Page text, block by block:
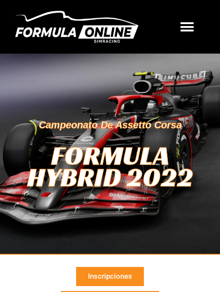
Campeonato De Assetto Corsa
FORMULA
HYBRID 2022
Inscripciones